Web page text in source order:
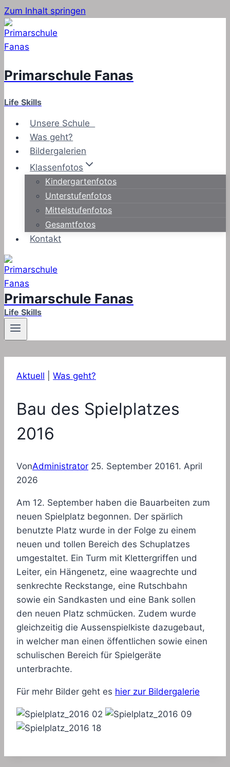
Zum Inhalt springen
Primarschule Fanas
Life Skills
Unsere Schule
Was geht?
Bildergalerien
Klassenfotos
Kindergartenfotos
Unterstufenfotos
Mittelstufenfotos
Gesamtfotos
Kontakt
Primarschule Fanas
Life Skills
Aktuell Was geht?
Bau des Spielplatzes
2016
VonAdministrator 25. September 20161. April
2026
Am 12. September haben die Bauarbeiten zum
neuen Spielplatz begonnen. Der spärlich
benutzte Platz wurde in der Folge zu einem
neuen und tollen Bereich des Schuplatzes
umgestaltet. Ein Turm mit Klettergriffen und
Leiter, ein Hängenetz, eine waagrechte und
senkrechte Reckstange, eine Rutschbahn
sowie ein Sandkasten und eine Bank sollen
den neuen Platz schmücken. Zudem wurde
gleichzeitig die Aussenspielkiste dazugebaut,
in welcher man einen öffentlichen sowie einen
schulischen Bereich für Spielgeräte
unterbrachte.
Für mehr Bilder geht es hier zur Bildergalerie